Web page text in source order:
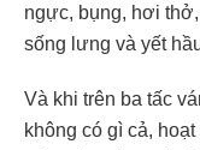
ngực, bụng, hơi
sống lưng và yết
Và khi trên ba tấc
không có gì cả,